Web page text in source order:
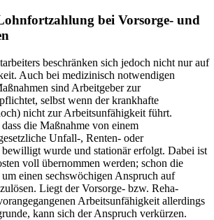
bei Vorsorge- und
beschränken sich jedoch nicht nur auf
Auch bei medizinisch notwendigen
sind Arbeitgeber zur
selbst wenn der krankhafte
nicht zur Arbeitsunfähigkeit führt.
die Maßnahme von einem
Unfall-, Renten- oder
wurde und stationär erfolgt. Dabei ist
voll übernommen werden; schon die
einen sechswöchigen Anspruch auf
Liegt der Vorsorge- bzw. Reha-
Arbeitsunfähigkeit allerdings
kann sich der Anspruch verkürzen.